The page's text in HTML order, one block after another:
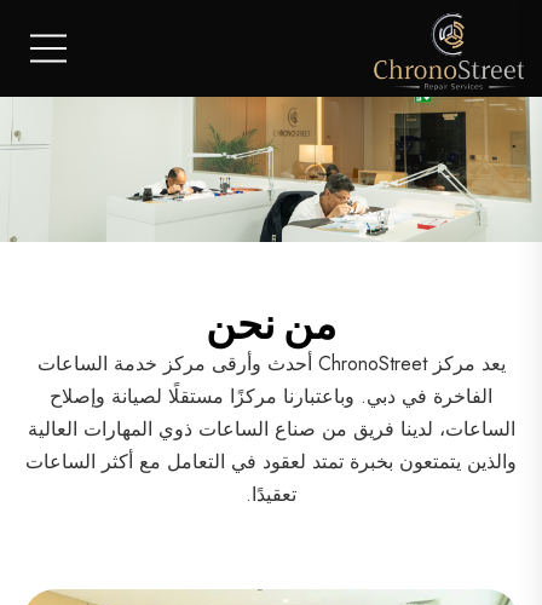
من نحن
يعد مركز ChronoStreet أحدث وأرقى مركز خدمة الساعات
الفاخرة في دبي. وباعتبارنا مركزًا مستقلًا لصيانة وإصلاح
الساعات، لدينا فريق من صناع الساعات ذوي المهارات العالية
والذين يتمتعون بخبرة تمتد لعقود في التعامل مع أكثر الساعات
تعقيدًا.